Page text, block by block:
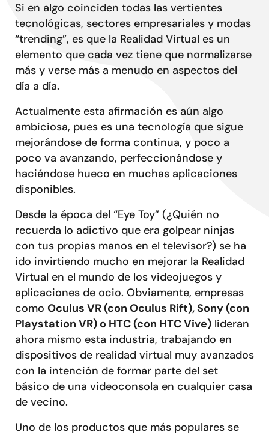
Si en algo coinciden todas las vertientes
tecnológicas, sectores empresariales y modas
“trending”, es que la Realidad Virtual es un
elemento que cada vez tiene que normalizarse
más y verse más a menudo en aspectos del
día a día.
Actualmente esta afirmación es aún algo
ambiciosa, pues es una tecnología que sigue
mejorándose de forma continua, y poco a
poco va avanzando, perfeccionándose y
haciéndose hueco en muchas aplicaciones
disponibles.
Desde la época del “Eye Toy” (¿Quién no
recuerda lo adictivo que era golpear ninjas
con tus propias manos en el televisor?) se ha
ido invirtiendo mucho en mejorar la Realidad
Virtual en el mundo de los videojuegos y
aplicaciones de ocio. Obviamente, empresas
como Oculus VR (con Oculus Rift), Sony (con
Playstation VR) o HTC (con HTC Vive) lideran
ahora mismo esta industria, trabajando en
dispositivos de realidad virtual muy avanzados
con la intención de formar parte del set
básico de una videoconsola en cualquier casa
de vecino.
Uno de los productos que más populares se